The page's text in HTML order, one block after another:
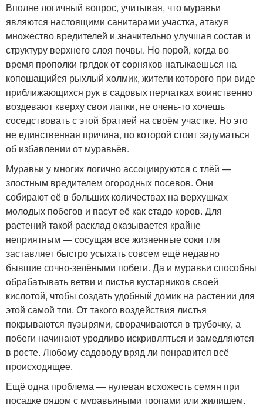
Вполне логичный вопрос, учитывая, что муравьи
являются настоящими санитарами участка, атакуя
множество вредителей и значительно улучшая состав и
структуру верхнего слоя почвы. Но порой, когда во
время прополки грядок от сорняков натыкаешься на
копошащийся рыхлый холмик, жители которого при виде
приближающихся рук в садовых перчатках воинственно
воздевают кверху свои лапки, не очень-то хочешь
соседствовать с этой братией на своём участке. Но это
не единственная причина, по которой стоит задуматься
об избавлении от муравьёв.
Муравьи у многих логично ассоциируются с тлёй —
злостным вредителем огородных посевов. Они
собирают её в больших количествах на верхушках
молодых побегов и пасут её как стадо коров. Для
растений такой расклад оказывается крайне
неприятным — сосущая все жизненные соки тля
заставляет быстро усыхать совсем ещё недавно
бывшие сочно-зелёными побеги. Да и муравьи способны
обрабатывать ветви и листья кустарников своей
кислотой, чтобы создать удобный домик на растении для
этой самой тли. От такого воздействия листья
покрываются пузырями, сворачиваются в трубочку, а
побеги начинают уродливо искривляться и замедляются
в росте. Любому садоводу вряд ли понравится всё
происходящее.
Ещё одна проблема — нулевая всхожесть семян при
посадке рядом с муравьиными тропами или жилищем.